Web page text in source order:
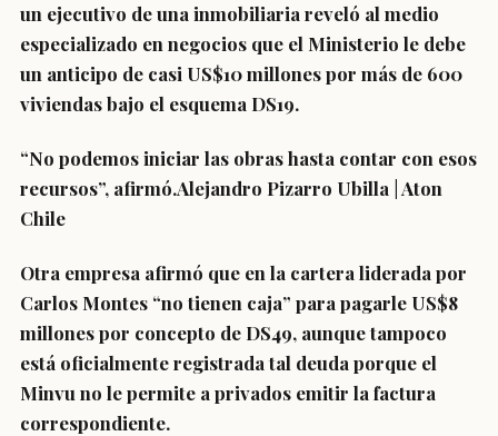
un ejecutivo de una inmobiliaria reveló al medio
especializado en negocios que el Ministerio le debe
un anticipo de casi US$10 millones por más de 600
viviendasbajo el esquema DS19.
“No podemos iniciar las obras hasta contar con esos
recursos”, afirmó.Alejandro Pizarro Ubilla | Aton
Chile
Otra empresa afirmó que en la cartera liderada por
Carlos Montes “no tienen caja” para pagarle US$8
millonespor concepto de DS49, aunque tampoco
está oficialmente registrada tal deuda porque el
Minvu no le permite a privados emitir la factura
correspondiente.